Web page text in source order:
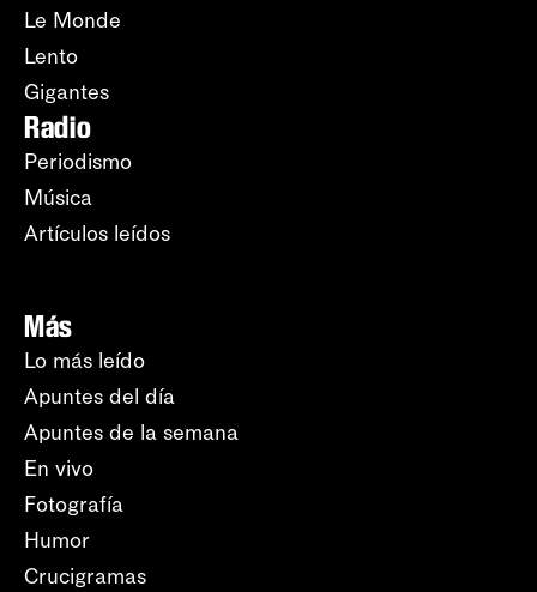
Le Monde
Lento
Gigantes
Radio
Periodismo
Música
Artículos leídos
Más
Lo más leído
Apuntes del día
Apuntes de la semana
En vivo
Fotografía
Humor
Crucigramas